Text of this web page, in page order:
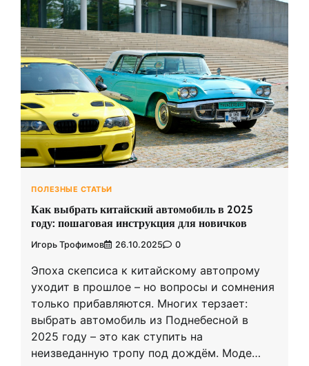
ПОЛЕЗНЫЕ СТАТЬИ
Как выбрать китайский автомобиль в 2025
году: пошаговая инструкция для новичков
Игорь Трофимов 26.10.2025 0
Эпоха скепсиса к китайскому автопрому
уходит в прошлое – но вопросы и сомнения
только прибавляются. Многих терзает:
выбрать автомобиль из Поднебесной в
2025 году – это как ступить на
неизведанную тропу под дождём. Моде…